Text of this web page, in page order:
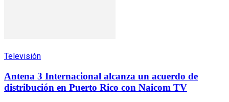
Televisión
Antena 3 Internacional alcanza un acuerdo de
distribución en Puerto Rico con Naicom TV